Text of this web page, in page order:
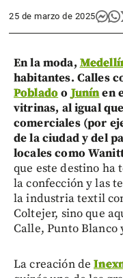
25 de marzo de 2025
En la moda,
habitantes. Calles
PobladooJunínen
vitrinas, al igual
comerciales (por
de la ciudad y del
locales como
que este destino ha
la confección y las
la industria textil
Coltejer, sino que
Calle, Punto Blanco
La creación de